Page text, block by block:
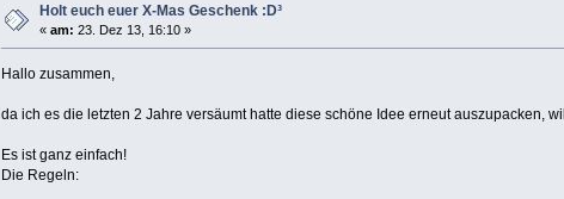
Holt euch euer X-Mas Geschenk :D³
«am: 23. Dez 13, 16:10 »
Hallo zusammen,
da ich es die letzten 2 Jahre versäumt hatte diese schöne Idee erneut auszupacken,
Es ist ganz einfach!
Die Regeln: